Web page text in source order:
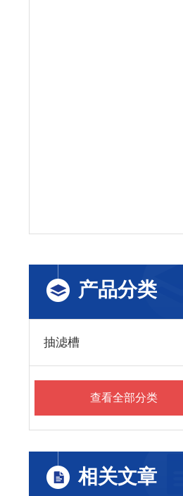
产品分类
抽滤槽
查看全部分类
相关文章